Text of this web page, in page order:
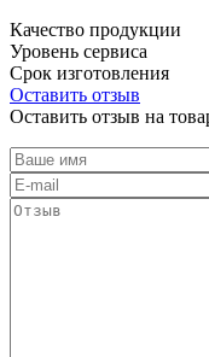
Качество продукции
Уровень сервиса
Срок изготовления
Оставить отзыв
Оставить отзыв на